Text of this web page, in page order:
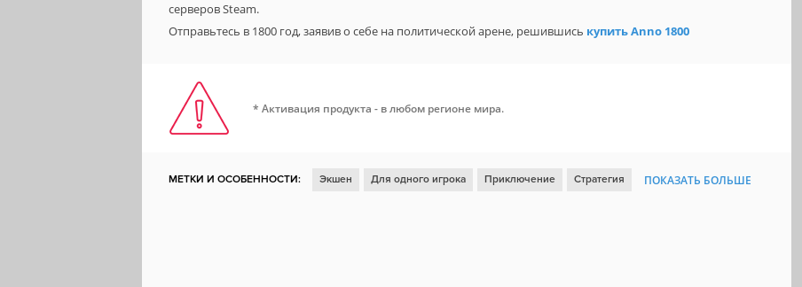
серверов Steam.
Отправьтесь в 1800 год, заявив о себе на политической арене, решившись купить Anno 1800
* Активация продукта - в любом регионе мира.
МЕТКИ И ОСОБЕННОСТИ: Экшен Для одного игрока Приключение Стратегия ПОКАЗАТЬ БОЛЬШЕ